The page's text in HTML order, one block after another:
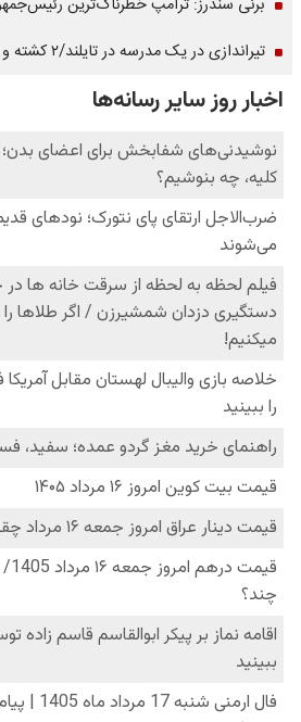
برنی سندرز: ترامپ خطرناک‌ترین
تیراندازی در یک مدرسه در تایلند/۲ کشته و ۱۵ مجروح